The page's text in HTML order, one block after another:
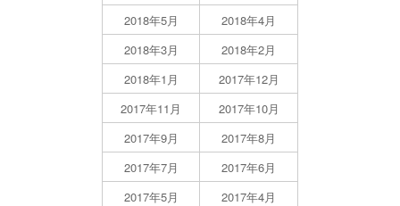
2018年5月
2018年4月
2018年3月
2018年2月
2018年1月
2017年12月
2017年11月
2017年10月
2017年9月
2017年8月
2017年7月
2017年6月
2017年5月
2017年4月